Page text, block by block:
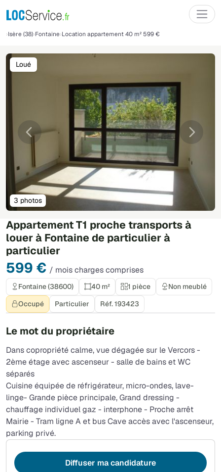
Isère (38) Fontaine Location appartement 40 m² 599 €
Appartement T1 proche transports à
louer à Fontaine de particulier à
particulier
599 € / mois charges comprises
Précédente
3 photos
Loué
Fontaine (38600) 40 m² 1 pièce
Non meublé
Occupé
Particulier Réf. 193423
Le mot du propriétaire
Dans copropriété calme, vue dégagée sur le Vercors -
2ème étage avec ascenseur - salle de bains et WC
séparés
Cuisine équipée de réfrigérateur, micro-ondes, lave-
linge- Grande pièce principale, Grand dressing -
chauffage individuel gaz - interphone - Proche arrêt
Mairie - Tram ligne A et bus Cave accès avec l'ascenseur,
parking privé.
Diffuser ma candidature